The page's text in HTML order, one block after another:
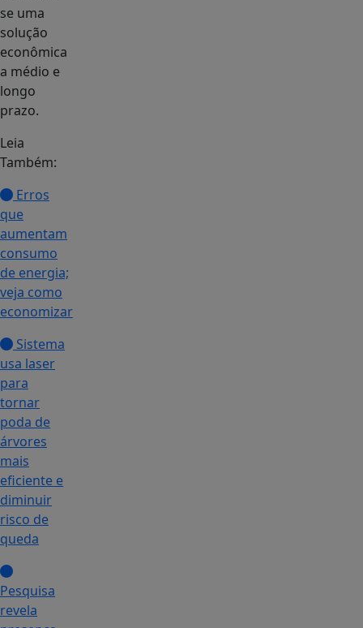
se uma
solução
econômica
a médio e
longo
prazo.
Leia
Também:
Erros
que
aumentam
consumo
de energia;
veja como
economizar
Sistema
usa laser
para
tornar
poda de
árvores
mais
eficiente e
diminuir
risco de
queda
Pesquisa
revela